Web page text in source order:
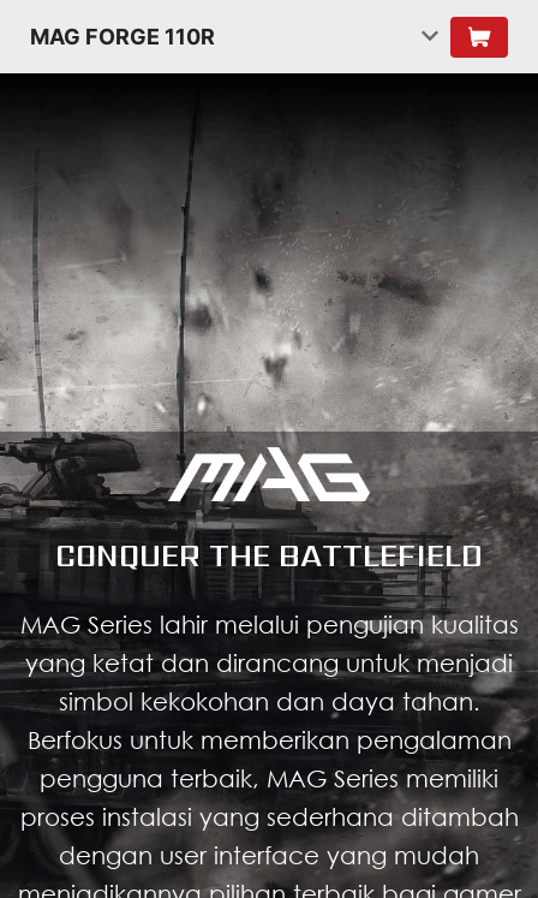
MAG FORGE 110R
CONQUER THE BATTLEFIELD
MAG Series lahir melalui pengujian kualitas
yang ketat dan dirancang untuk menjadi
simbol kekokohan dan daya tahan.
Berfokus untuk memberikan pengalaman
pengguna terbaik, MAG Series memiliki
proses instalasi yang sederhana ditambah
dengan user interface yang mudah